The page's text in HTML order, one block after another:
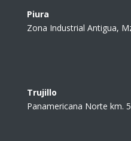
Piura
Zona Industrial Antigua,
Trujillo
Panamericana Norte km.